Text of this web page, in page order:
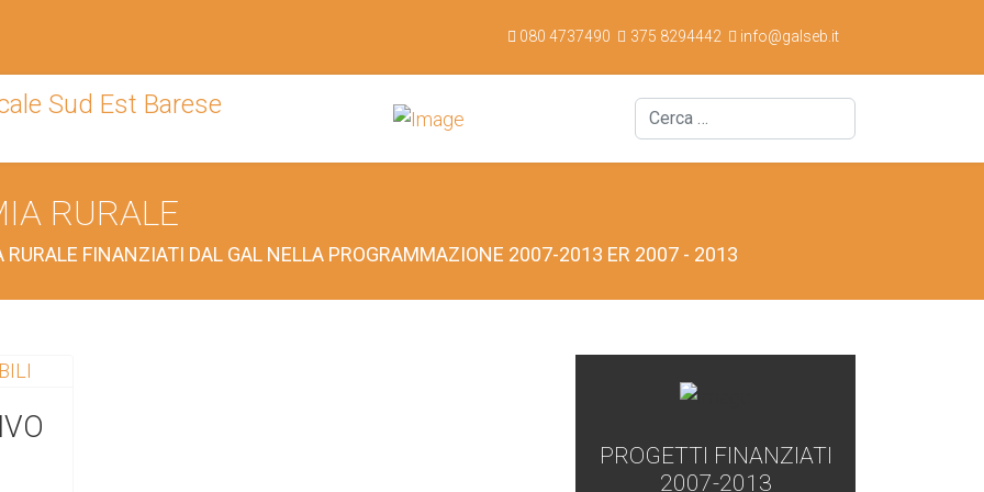
080 4737490 375 8294442 info@galseb.it
Cerca
RURALE
FINANZIATI DAL GAL NELLA PROGRAMMAZIONE 2007-2013 ER 2007 - 2013
PROGETTI FINANZIATI
2007-2013